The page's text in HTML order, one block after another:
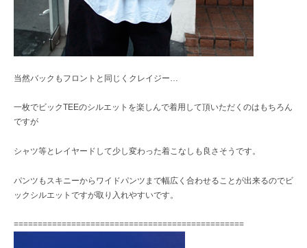
当然バックもフロントと同じくクレイジー…
一枚でビックTEEのシルエットを楽しんで着用して頂いただくのはもちろん
ですが
シャツ等とレイヤードして少し変わった着こなしも良さそうです。
パンツもスキニーからワイドパンツまで幅広く合わせることが出来るのでビ
ックシルエットですが取り入れやすいです。
================================================